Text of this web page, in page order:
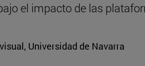
el impacto de las
Universidad de Navarra